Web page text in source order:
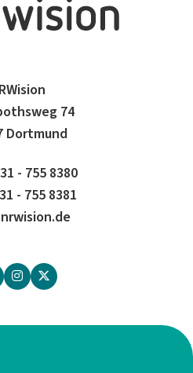
74
Dortmund
- 755 8380
- 755 8381